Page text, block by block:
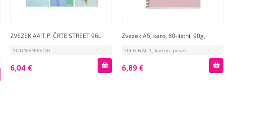
ZVEZEK A4 T.P. ČRTE STREET 96L
YOUNG 90G DG
6,04 €
Zvezek A5, karo, 80-listni, 90g,
ORIGINAL 1, karton, pesek
6,89 €